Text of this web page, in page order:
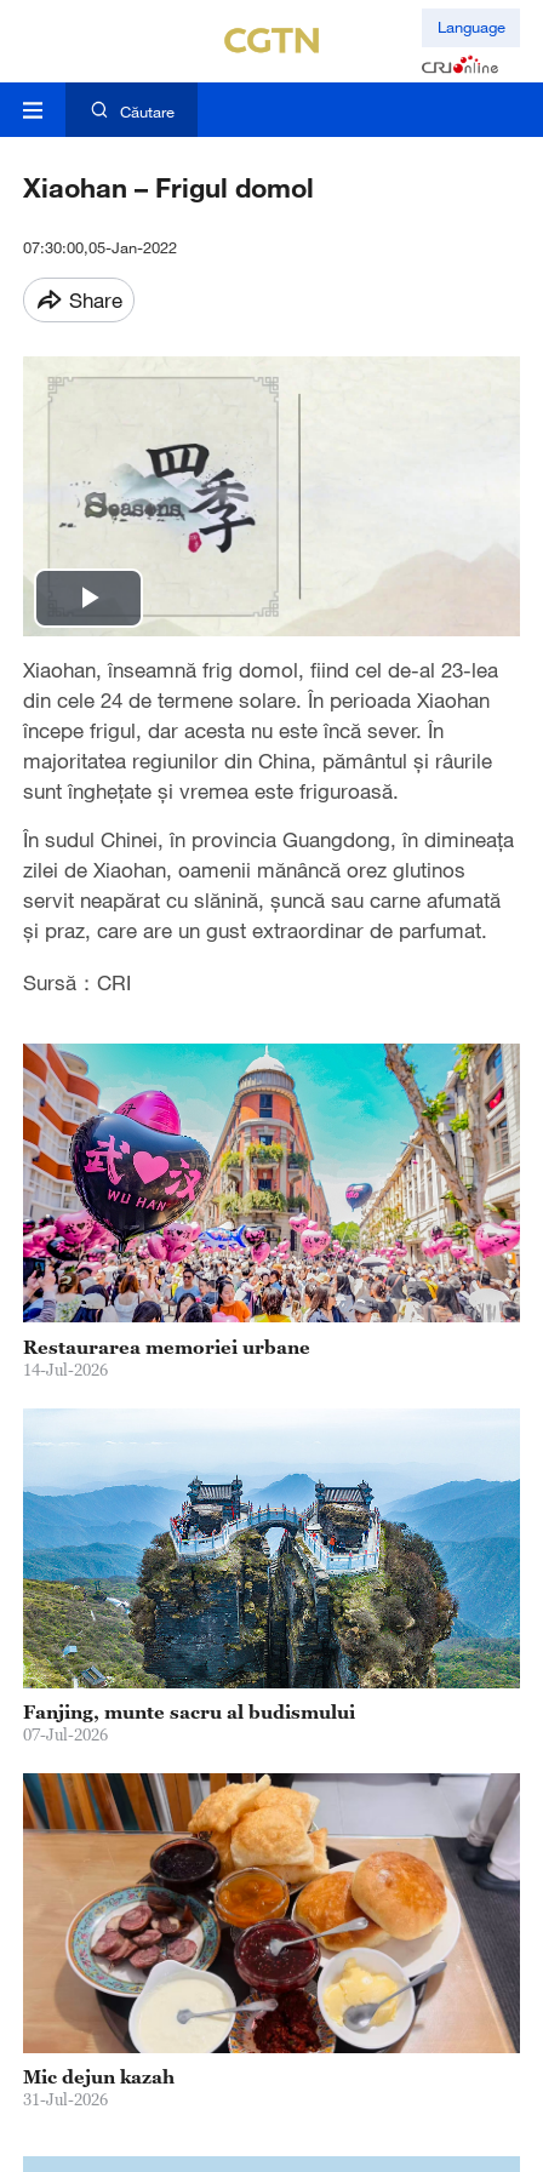
Language
Căutare
Xiaohan – Frigul domol
07:30:00,05-Jan-2022
Share
Play
Video
Xiaohan, înseamnă frig domol, fiind cel de-al 23-lea
din cele 24 de termene solare. În perioada Xiaohan
începe frigul, dar acesta nu este încă sever. În
majoritatea regiunilor din China, pământul și râurile
sunt înghețate și vremea este friguroasă.
În sudul Chinei, în provincia Guangdong, în dimineața
zilei de Xiaohan, oamenii mănâncă orez glutinos
servit neapărat cu slănină, șuncă sau carne afumată
și praz, care are un gust extraordinar de parfumat.
Sursă：CRI
Restaurarea memoriei urbane
14-Jul-2026
Fanjing, munte sacru al budismului
07-Jul-2026
Mic dejun kazah
31-Jul-2026